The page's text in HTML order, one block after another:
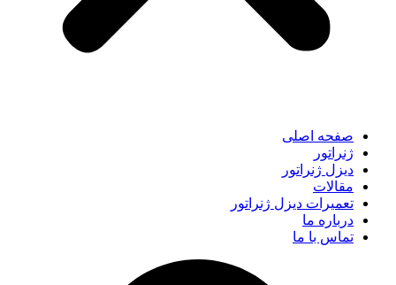
صفحه اصلی
ژنراتور
دیزل ژنراتور
مقالات
تعمیرات دیزل ژنراتور
درباره ما
تماس با ما